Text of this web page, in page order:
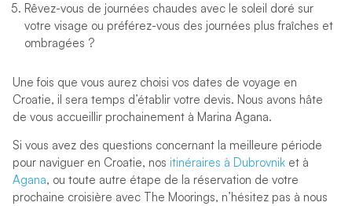
Rêvez-vous de journées chaudes avec le soleil doré sur
votre visage ou préférez-vous des journées plus fraîches et
ombragées ?
Une fois que vous aurez choisi vos dates de voyage en
Croatie, il sera temps d’établir votre devis. Nous avons hâte
de vous accueillir prochainement à Marina Agana.
Si vous avez des questions concernant la meilleure période
pour naviguer en Croatie, nos itinéraires à Dubrovniket à
Agana, ou toute autre étape de la réservation de votre
prochaine croisière avec The Moorings, n’hésitez pas à nous